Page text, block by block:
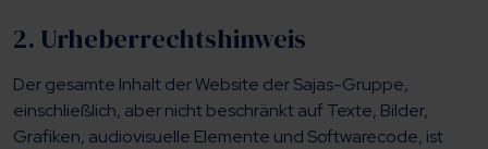
2. Urheberrechtshinweis
Der gesamte Inhalt der Website der Sajas-Gruppe,
einschließlich, aber nicht beschränkt auf Texte, Bilder,
Grafiken, audiovisuelle Elemente und Softwarecode, ist